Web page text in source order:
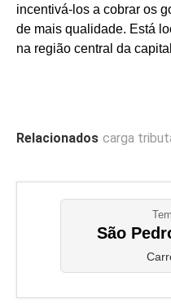
incentivá-los a cobrar os
de mais qualidade. Está
na região central da
Relacionados carga
São